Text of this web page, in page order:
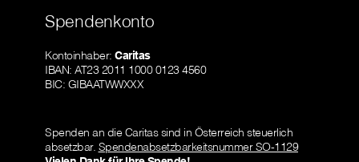
Spendenkonto
Kontoinhaber: Caritas
IBAN: AT23 2011 1000 0123 4560
BIC: GIBAATWWXXX
Spenden an die Caritas sind in Österreich steuerlich
absetzbar. Spendenabsetzbarkeitsnummer SO-1129